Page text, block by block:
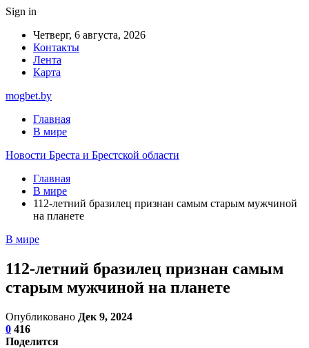
Sign in
Четверг, 6 августа, 2026
Контакты
Лента
Карта
mogbet.by
Главная
В мире
Новости Бреста и Брестской области
Главная
В мире
112-летний бразилец признан самым старым мужчиной
на планете
В мире
112-летний бразилец признан самым
старым мужчиной на планете
Опубликовано Дек 9, 2024
0 416
Поделится